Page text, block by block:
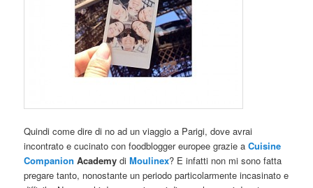
Quindi come dire di no ad un viaggio a Parigi, dove avrai
incontrato e cucinato con foodblogger europee grazie aCuisine
Companion Academy diMoulinex? E infatti non mi sono fatta
pregare tanto, nonostante un periodo particolarmente incasinato e